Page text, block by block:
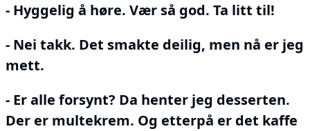
- Hyggelig å høre. Vær så god. Ta litt til!
- Nei takk. Det smakte deilig, men nå er jeg
mett.
- Er alle forsynt? Da henter jeg desserten.
Der er multekrem. Og etterpå er det kaffe